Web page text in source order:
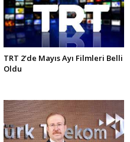
TRT 2’de Mayıs Ayı Filmleri Belli
Oldu